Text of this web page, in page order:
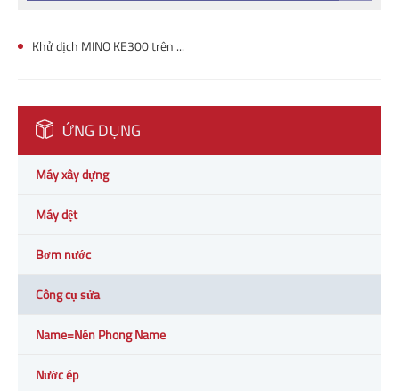
Khử dịch MINO KE300 trên cỗ máy CNC
ỨNG DỤNG
Máy xây dựng
Máy dệt
Bơm nước
Công cụ sửa
Name=Nén Phong Name
Nước ép